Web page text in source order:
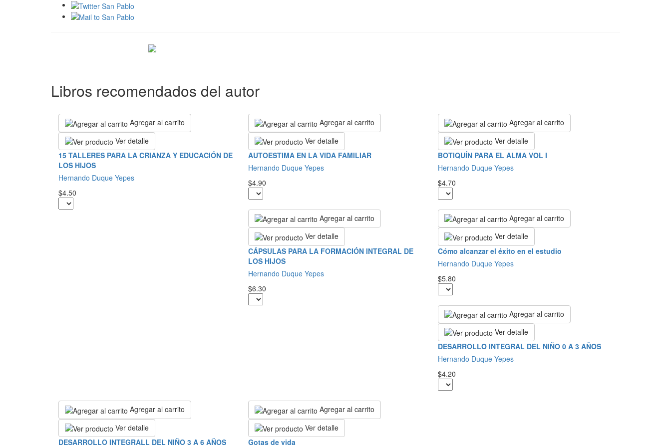
Libros recomendados del autor
Agregar al carrito
Ver detalle
15 TALLERES PARA LA CRIANZA Y EDUCACIÓN DE
LOS HIJOS
Hernando Duque Yepes
$4.50
Agregar al carrito
Ver detalle
AUTOESTIMA EN LA VIDA FAMILIAR
Hernando Duque Yepes
$4.90
Agregar al carrito
Ver detalle
BOTIQUÍN PARA EL ALMA VOL I
Hernando Duque Yepes
$4.70
Agregar al carrito
Ver detalle
CÁPSULAS PARA LA FORMACIÓN INTEGRAL DE
LOS HIJOS
Hernando Duque Yepes
$6.30
Agregar al carrito
Ver detalle
Cómo alcanzar el éxito en el estudio
Hernando Duque Yepes
$5.80
Agregar al carrito
Ver detalle
DESARROLLO INTEGRAL DEL NIÑO 0 A 3 AÑOS
Hernando Duque Yepes
$4.20
Agregar al carrito
Ver detalle
DESARROLLO INTEGRALL DEL NIÑO 3 A 6 AÑOS
Agregar al carrito
Ver detalle
Gotas de vida